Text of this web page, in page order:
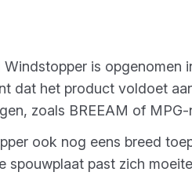
is opgenomen
dat het product voldoet
zoals BREEAM of MPG-
ook nog eens breed
spouwplaat past zich